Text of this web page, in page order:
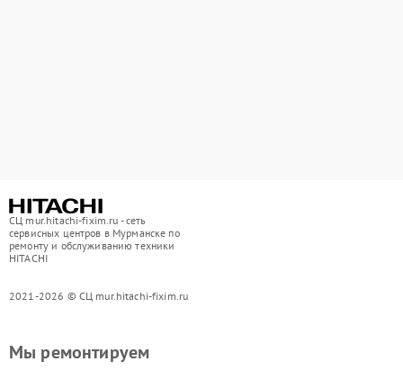
СЦ mur.hitachi-fixim.ru - сеть
сервисных центров в Мурманске по
ремонту и обслуживанию техники
HITACHI
2021-2026 © СЦ mur.hitachi-fixim.ru
Мы ремонтируем